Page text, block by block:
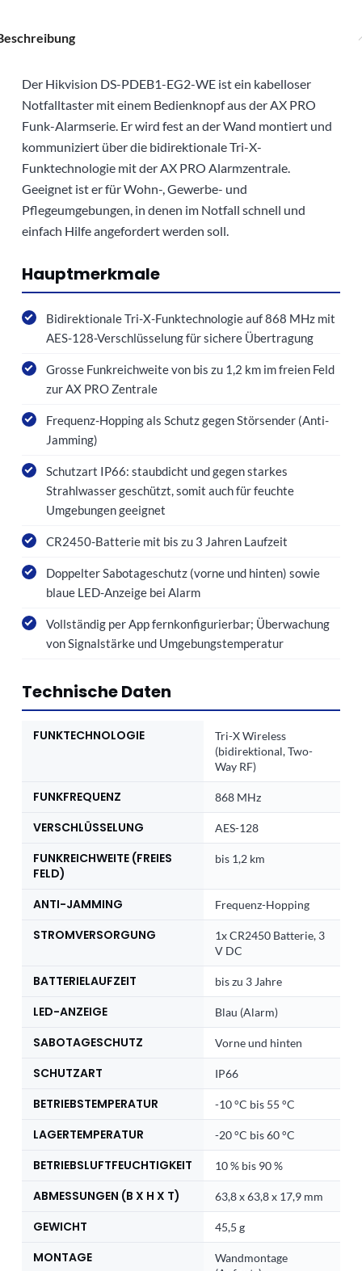
Der Hikvision DS-PDEB1-EG2-WE ist ein kabelloser
Notfalltaster mit einem Bedienknopf aus der AX PRO
Funk-Alarmserie. Er wird fest an der Wand montiert und
kommuniziert über die bidirektionale Tri-X-
Funktechnologie mit der AX PRO Alarmzentrale.
Geeignet ist er für Wohn-, Gewerbe- und
Pflegeumgebungen, in denen im Notfall schnell und
einfach Hilfe angefordert werden soll.
Hauptmerkmale
Bidirektionale Tri-X-Funktechnologie auf 868 MHz mit
AES-128-Verschlüsselung für sichere Übertragung
Grosse Funkreichweite von bis zu 1,2 km im freien Feld
zur AX PRO Zentrale
Frequenz-Hopping als Schutz gegen Störsender (Anti-
Jamming)
Schutzart IP66: staubdicht und gegen starkes
Strahlwasser geschützt, somit auch für feuchte
Umgebungen geeignet
CR2450-Batterie mit bis zu 3 Jahren Laufzeit
Doppelter Sabotageschutz (vorne und hinten) sowie
blaue LED-Anzeige bei Alarm
Vollständig per App fernkonfigurierbar; Überwachung
von Signalstärke und Umgebungstemperatur
Technische Daten
FUNKTECHNOLOGIE
Tri-X Wireless
(bidirektional, Two-
Way RF)
FUNKFREQUENZ 868 MHz
VERSCHLÜSSELUNG AES-128
FUNKREICHWEITE (FREIES
FELD)
bis 1,2 km
ANTI-JAMMING Frequenz-Hopping
STROMVERSORGUNG
1x CR2450 Batterie, 3
V DC
BATTERIELAUFZEIT bis zu 3 Jahre
LED-ANZEIGE Blau (Alarm)
SABOTAGESCHUTZ Vorne und hinten
SCHUTZART IP66
BETRIEBSTEMPERATUR -10 °C bis 55 °C
LAGERTEMPERATUR -20 °C bis 60 °C
BETRIEBSLUFTFEUCHTIGKEIT 10 % bis 90 %
ABMESSUNGEN (B X H X T) 63,8 x 63,8 x 17,9 mm
GEWICHT 45,5 g
MONTAGE
Wandmontage